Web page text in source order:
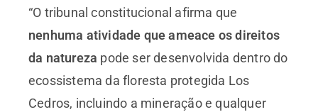
“O tribunal constitucional afirma que
nenhuma atividade que ameace os direitos
da natureza pode ser desenvolvida dentro do
ecossistema da floresta protegida Los
Cedros, incluindo a mineração e qualquer